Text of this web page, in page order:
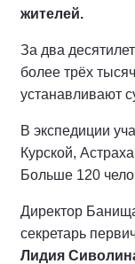
жителей.
За два
более трёх
устанавливают
В экспедиции
Курской,
Больше 120
Директор
секретарь
Лидия